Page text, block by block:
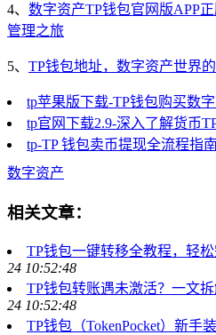
4、 数字资产TP钱包官网版APP
管理之旅
5、 TP钱包地址，数字资产世界
tp苹果版下载-TP钱包购买数
tp官网下载2.9-深入了解货币
tp-TP 钱包卖币提现全流程指南
数字资产
相关文章：
TP钱包一键转移全教程，轻
24 10:52:48
TP钱包转账遇未激活？一文
24 10:52:48
TP钱包（TokenPocket）新手